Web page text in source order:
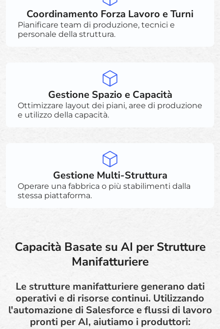
Coordinamento Forza Lavoro e Turni
Pianificare team di produzione, tecnici e
personale della struttura.
Gestione Spazio e Capacità
Ottimizzare layout dei piani, aree di produzione
e utilizzo della capacità.
Gestione Multi-Struttura
Operare una fabbrica o più stabilimenti dalla
stessa piattaforma.
Capacità Basate su AI per Strutture
Manifatturiere
Le strutture manifatturiere generano dati
operativi e di risorse continui. Utilizzando
l'automazione di Salesforce e flussi di lavoro
pronti per AI, aiutiamo i produttori: